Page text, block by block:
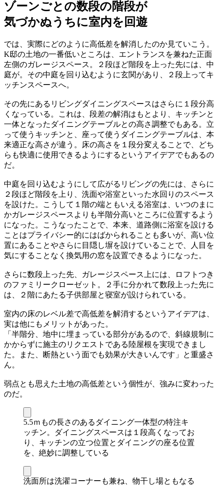
ゾーンごとの数段の階段が
気づかぬうちに室内を回遊
では、実際にどのように高低差を解消したのか見ていこう。
K邸の土地の一番低いところは、エントランスを兼ねた正面
左側のガレージスペース。２段ほど階段を上った先には、中
庭が。その中庭を回り込むように玄関があり、２段上ってキ
ッチンスペースへ。
その先にあるリビングダイニングスペースはさらに１段分高
くなっている。これは、段差の解消はもとより、キッチンと
一体となったダイニングテーブルとの高さ調整でもある。立
って使うキッチンと、座って使うダイニングテーブルは、本
来適正な高さが違う。床の高さを１段分変えることで、どち
らも快適に使用できるようにするというアイデアでもあるの
だ。
中庭を回り込むようにして広がるリビングの先には、さらに
２段ほど階段を上り、洗面や浴室といった水回りのスペース
を設けた。こうして１階の端ともいえる浴室は、いつのまに
かガレージスペースよりも半階分高いところに位置するよう
になった。こうなったことで、本来、道路側に浴室を設ける
ことはプライバシー的にはばかられることも多いが、高い位
置にあることやさらに目隠し塀を設けていることで、人目を
気にすることなく換気用の窓を設置できるようになった。
さらに数段上った先、ガレージスペース上には、ロフトつき
のファミリークローゼット。２手に分かれて数段上った先に
は、２階にあたる子供部屋と寝室が設けられている。
室内の床のレベル差で高低差を解消するというアイデアは、
実は他にもメリットがあった。
「半階分、地中に埋まっている部分があるので、斜線規制に
かからずに施主のリクエストである陸屋根を実現できまし
た。また、断熱という面でも効果が大きいんです」と重盛さ
ん。
弱点とも思えた土地の高低差という個性が、強みに変わった
のだ。
5.5ｍもの長さのあるダイニング一体型の特注キ
ッチン。ダイニングスペースは１段高くなってお
り、キッチンの立つ位置とダイニングの座る位置
を、絶妙に調整している
洗面所は洗濯コーナーも兼ね、物干し場ともなる